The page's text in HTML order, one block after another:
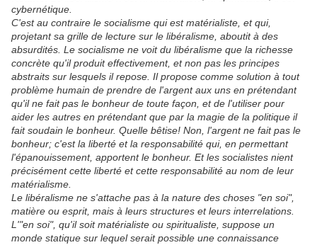
cybernétique.
C'est au contraire le socialisme qui est matérialiste, et qui,
projetant sa grille de lecture sur le libéralisme, aboutit à des
absurdités. Le socialisme ne voit du libéralisme que la richesse
concrète qu'il produit effectivement, et non pas les principes
abstraits sur lesquels il repose. Il propose comme solution à tout
problème humain de prendre de l'argent aux uns en prétendant
qu'il ne fait pas le bonheur de toute façon, et de l'utiliser pour
aider les autres en prétendant que par la magie de la politique il
fait soudain le bonheur. Quelle bêtise! Non, l'argent ne fait pas le
bonheur; c'est la liberté et la responsabilité qui, en permettant
l'épanouissement, apportent le bonheur. Et les socialistes nient
précisément cette liberté et cette responsabilité au nom de leur
matérialisme.
Le libéralisme ne s'attache pas à la nature des choses "en soi",
matière ou esprit, mais à leurs structures et leurs interrelations.
L'"en soi", qu'il soit matérialiste ou spiritualiste, suppose un
monde statique sur lequel serait possible une connaissance